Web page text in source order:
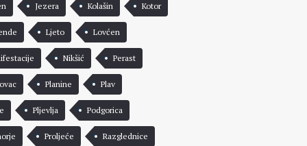
Jezera Kolašin Kotor
Ljeto Lovćen
Nikšić Perast
Planine Plav
Pljevlja Podgorica
Proljeće Razglednice